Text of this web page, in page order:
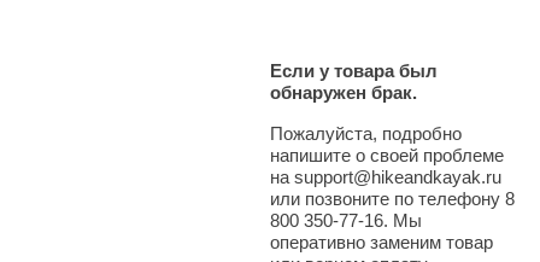
Если у товара был
обнаружен брак.
Пожалуйста, подробно
напишите о своей проблеме
на support@hikeandkayak.ru
или позвоните по телефону 8
800 350-77-16. Мы
оперативно заменим товар